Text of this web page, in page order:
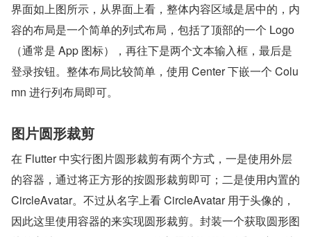
界面如上图所示，从界面上看，整体内容区域是居中的，内
容的布局是一个简单的列式布局，包括了顶部的一个 Logo
（通常是 App 图标），再往下是两个文本输入框，最后是
登录按钮。整体布局比较简单，使用 Center 下嵌一个 Colu
mn 进行列布局即可。
图片圆形裁剪
在 Flutter 中实行图片圆形裁剪有两个方式，一是使用外层
的容器，通过将正方形的按圆形裁剪即可；二是使用内置的
CircleAvatar。不过从名字上看 CircleAvatar 用于头像的，
因此这里使用容器的来实现圆形裁剪。封装一个获取圆形图